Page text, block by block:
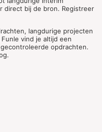
direct bij de bron. Registreer
langdurige projecten
Funle vind je altijd een
opdrachten.